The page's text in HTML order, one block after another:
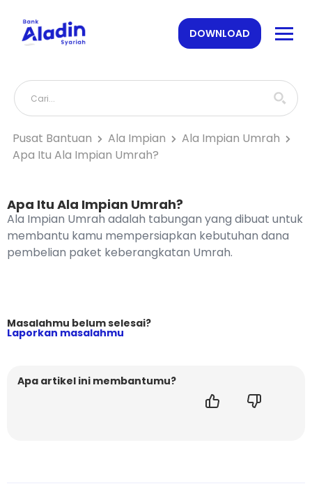
DOWNLOAD
Pusat Bantuan Ala Impian
Ala Impian Umrah
Apa Itu Ala Impian Umrah?
Apa Itu Ala Impian Umrah?
Ala Impian Umrah adalah tabungan yang dibuat untuk
membantu kamu mempersiapkan kebutuhan dana
pembelian paket keberangkatan Umrah.
Masalahmu belum selesai?
Laporkan masalahmu
Apa artikel ini membantumu?